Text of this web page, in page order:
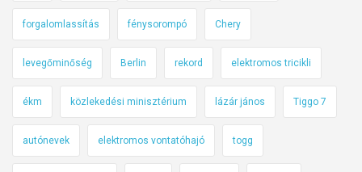
forgalomlassítás fénysorompó Chery
levegőminőség Berlin rekord elektromos tricikli
ékm közlekedési minisztérium lázár jános Tiggo 7
autónevek elektromos vontatóhajó togg